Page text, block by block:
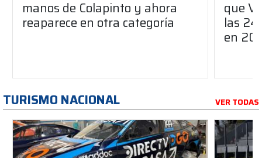
manos de Colapinto y ahora
reaparece en otra categoría
que
las
en
TURISMO NACIONAL VER TODAS